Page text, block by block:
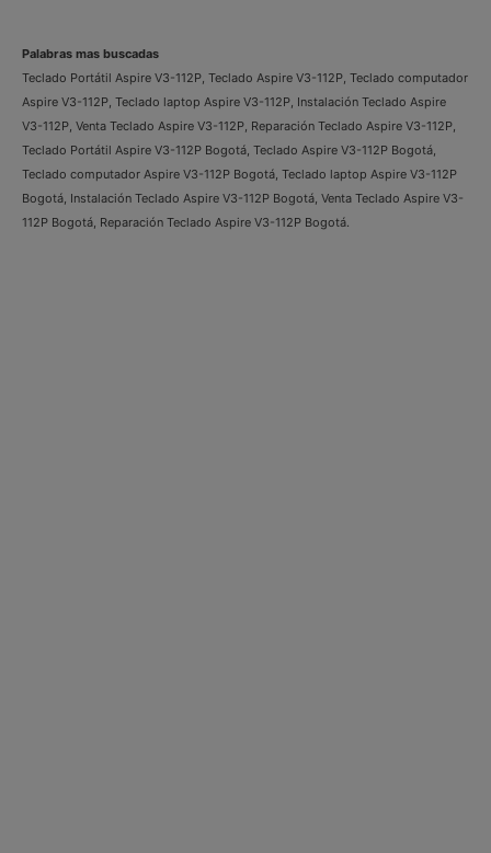
Palabras mas buscadas
Teclado Portátil Aspire V3-112P, Teclado Aspire V3-112P, Teclado computador
Aspire V3-112P, Teclado laptop Aspire V3-112P, Instalación Teclado Aspire
V3-112P, Venta Teclado Aspire V3-112P, Reparación Teclado Aspire V3-112P,
Teclado Portátil Aspire V3-112P Bogotá, Teclado Aspire V3-112P Bogotá,
Teclado computador Aspire V3-112P Bogotá, Teclado laptop Aspire V3-112P
Bogotá, Instalación Teclado Aspire V3-112P Bogotá, Venta Teclado Aspire V3-
112P Bogotá, Reparación Teclado Aspire V3-112P Bogotá.